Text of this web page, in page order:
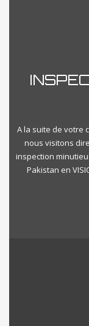
A la suite de votre
nous visitons
inspection
Pakistan en